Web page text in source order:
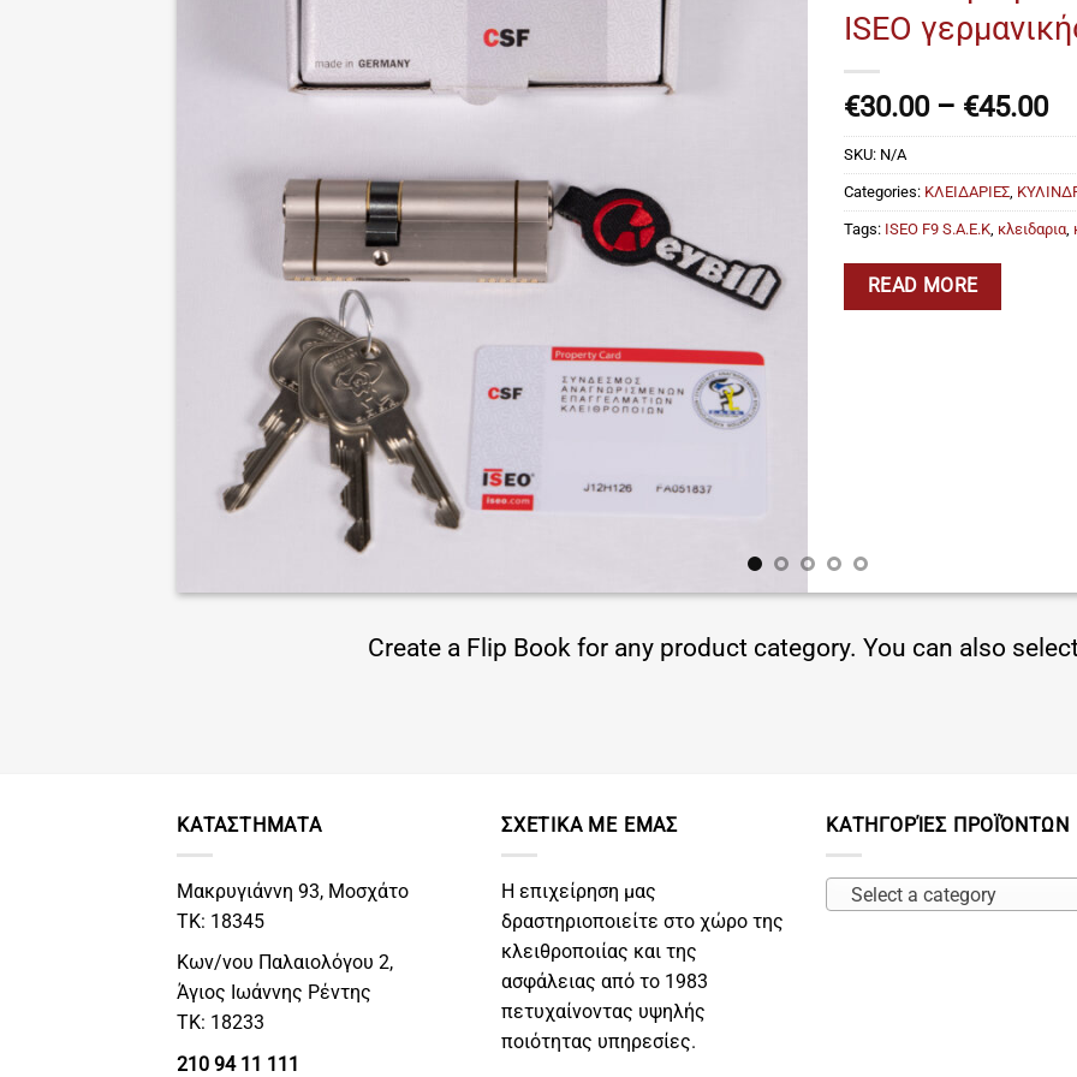
ISEO
€30.00 – €45.00
SKU: N/A
Categories: ΚΛΕΙΔΑΡΙΕΣ,
Tags: ISEO F9 S.A.E.K, κλειδαρια,
READ MORE
Create a Flip Book for any product category. You can also
ΚΑΤΑΣΤΗΜΑΤΑ
Μακρυγιάννη 93, Μοσχάτο
ΤΚ: 18345
Κων/νου Παλαιολόγου 2,
Άγιος Ιωάννης Ρέντης
ΤΚ: 18233
210 94 11 111
ΣΧΕΤΙΚΑ ΜΕ ΕΜΑΣ
Η επιχείρηση μας
δραστηριοποιείτε στο χώρο της
κλειθροποιίας και της
ασφάλειας από το 1983
πετυχαίνοντας υψηλής
ποιότητας υπηρεσίες.
ΚΑΤΗΓΟΡΊΕΣ ΠΡΟΪΌΝΤΩΝ
Select a category